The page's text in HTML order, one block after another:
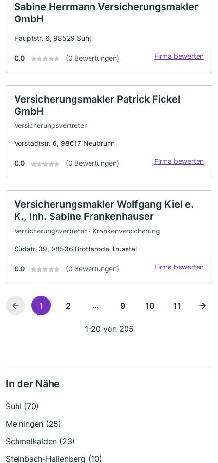
Sabine Herrmann Versicherungsmakler
GmbH
Hauptstr. 6, 98529 Suhl
0.0 (0 Bewertungen) Firma bewerten
Versicherungsmakler Patrick Fickel
GmbH
Versicherungsvertreter
Vorstadtstr. 6, 98617 Neubrunn
0.0 (0 Bewertungen) Firma bewerten
Versicherungsmakler Wolfgang Kiel e.
K., Inh. Sabine Frankenhauser
Versicherungsvertreter · Krankenversicherung
Südstr. 39, 98596 Brotterode-Trusetal
0.0 (0 Bewertungen) Firma bewerten
1 2 ... 9 10 11
1-20 von 205
In der Nähe
Suhl (70)
Meiningen (25)
Schmalkalden (23)
Steinbach-Hallenberg (10)